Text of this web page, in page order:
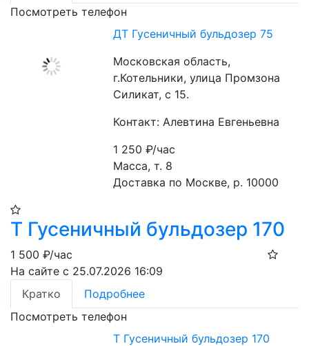
Посмотреть телефон
ДТ Гусеничный бульдозер 75
Московская область,
г.Котельники, улица Промзона
Силикат, с 15.
Контакт: Алевтина Евгеньевна
1 250₽/час
Масса, т. 8
Доставка по Москве, р. 10000
Т Гусеничный бульдозер 170
1 500 ₽/час
На сайте с 25.07.2026 16:09
Кратко
Подробнее
Посмотреть телефон
Т Гусеничный бульдозер 170